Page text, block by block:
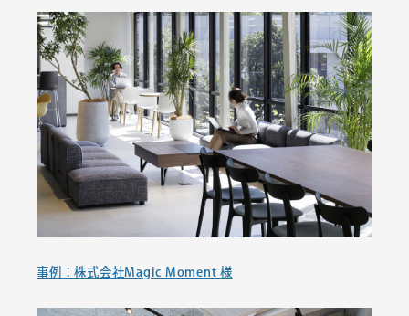
事例：株式会社Magic Moment 様